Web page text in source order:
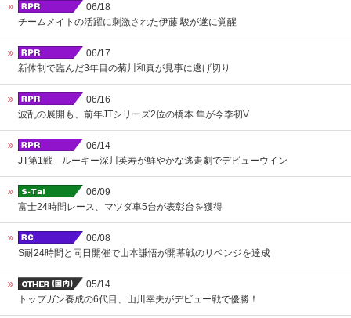
06/18
チームメイトの活躍に刺激された伊藤 駿が遂に覚醒
06/17
新体制で臨んだ3年目の菊川和真が見事に逃げ切り
06/16
波乱の展開も、前年JTシリーズ2位の橋本 隼が今季初V
06/14
JT第1戦 ルーキー深川英寿が鮮やかな逃走劇でデビューウイン
06/09
富士24時間レース、マツダ車5台が表彰台を獲得
06/08
S耐24時間と同日開催で山本謙悟が開幕戦のリベンジを達成
05/14
トップガン養成の6代目、山川幸夫がデビュー戦で優勝！